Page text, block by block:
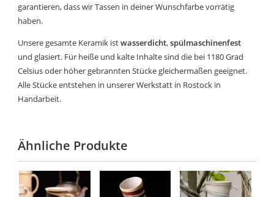
garantieren, dass wir Tassen in deiner Wunschfarbe vorrätig
haben.
Unsere gesamte Keramik istwasserdicht,spülmaschinenfest
und glasiert. Für heiße und kalte Inhalte sind die bei 1180 Grad
Celsius oder höher gebrannten Stücke gleichermaßen geeignet.
Alle Stücke entstehen in unserer Werkstatt in Rostock in
Handarbeit.
Ähnliche Produkte